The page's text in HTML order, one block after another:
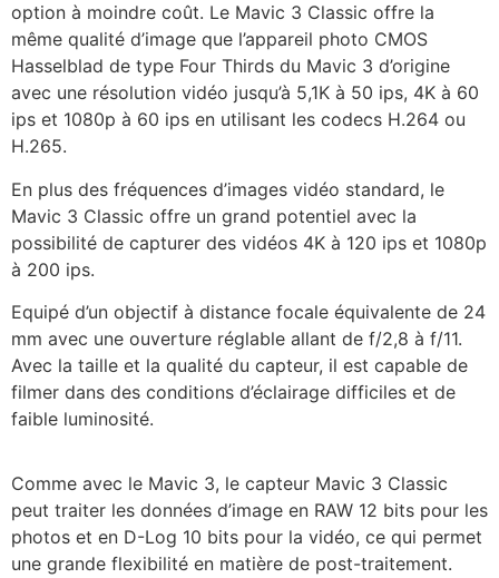
option à moindre coût. Le Mavic 3 Classic offre la
même qualité d’image que l’appareil photo CMOS
Hasselblad de type Four Thirds du Mavic 3 d’origine
avec une résolution vidéo jusqu’à 5,1K à 50 ips, 4K à 60
ips et 1080p à 60 ips en utilisant les codecs H.264 ou
H.265.
En plus des fréquences d’images vidéo standard, le
Mavic 3 Classic offre un grand potentiel avec la
possibilité de capturer des vidéos 4K à 120 ips et 1080p
à 200 ips.
Equipé d’un objectif à distance focale équivalente de 24
mm avec une ouverture réglable allant de f/2,8 à f/11.
Avec la taille et la qualité du capteur, il est capable de
filmer dans des conditions d’éclairage difficiles et de
faible luminosité.
Comme avec le Mavic 3, le capteur Mavic 3 Classic
peut traiter les données d’image en RAW 12 bits pour les
photos et en D-Log 10 bits pour la vidéo, ce qui permet
une grande flexibilité en matière de post-traitement.